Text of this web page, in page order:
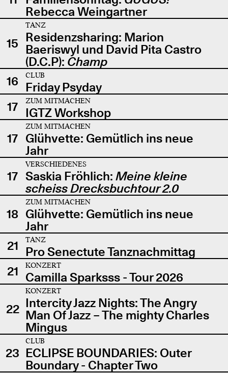
Rebecca Weingartner
15
TANZ
Residenzsharing: Marion
Baeriswyl und David Pita Castro
(D.C.P): Champ
16
CLUB
Friday Psyday
17
ZUM MITMACHEN
IGTZ Workshop
17
ZUM MITMACHEN
Glühvette: Gemütlich ins neue
Jahr
17
VERSCHIEDENES
Saskia Fröhlich: Meine kleine
scheiss Drecksbuchtour 2.0
18
ZUM MITMACHEN
Glühvette: Gemütlich ins neue
Jahr
21
TANZ
Pro Senectute Tanznachmittag
21
KONZERT
Camilla Sparksss - Tour 2026
22
KONZERT
Intercity Jazz Nights: The Angry
Man Of Jazz – The mighty Charles
Mingus
23
CLUB
ECLIPSE BOUNDARIES: Outer
Boundary - Chapter Two